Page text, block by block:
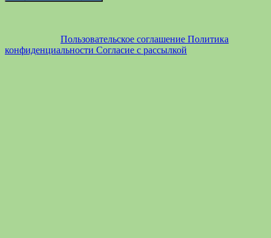
Пользовательское соглашение Политика
конфиденциальности Согласие с рассылкой